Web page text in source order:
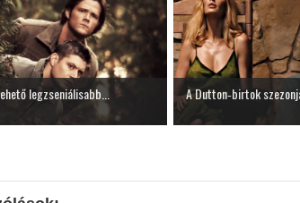
legzseniálisabb... A Dutton‑birtok